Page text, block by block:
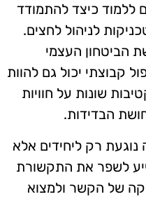
ללמוד כיצד להתמודד
לניהול לחצים.
הביטחון העצמי
קבוצתי יכול גם להוות
שונות על חוויות
הבדידות.
נוגעת רק ליחידים אלא
לשפר את התקשורת
של הקשר ולמצוא